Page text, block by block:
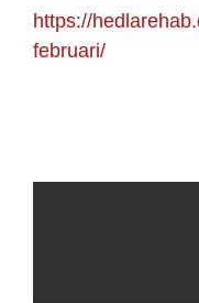
https://
februari/